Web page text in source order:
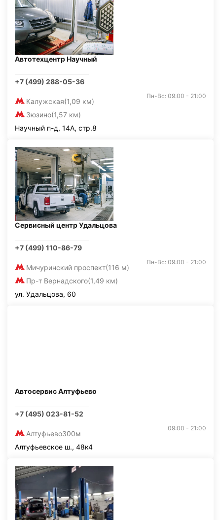
Автотехцентр Научный
+7 (499) 288-05-36
Калужская(1,09 км)
Зюзино(1,57 км)
Пн-Вс: 09:00 - 21:00
Научный п-д, 14А, стр.8
Сервисный центр Удальцова
+7 (499) 110-86-79
Мичуринский проспект(116 м)
Пр-т Вернадского(1,49 км)
Пн-Вс: 09:00 - 21:00
ул. Удальцова, 60
Автосервис Алтуфьево
+7 (495) 023-81-52
Алтуфьево300м
09:00 - 21:00
Алтуфьевское ш., 48к4